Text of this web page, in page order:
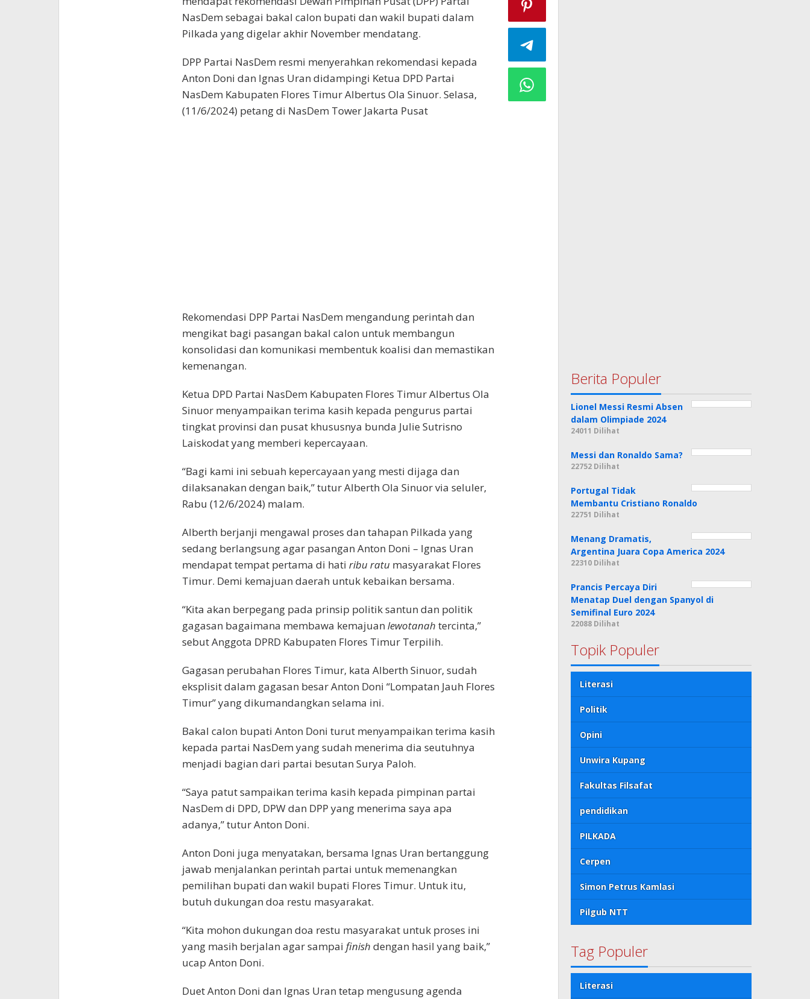
NasDem sebagai bakal calon bupati dan wakil bupati dalam
Pilkada yang digelar akhir November mendatang.
DPP Partai NasDem resmi menyerahkan rekomendasi kepada
Anton Doni dan Ignas Uran didampingi Ketua DPD Partai
NasDem Kabupaten Flores Timur Albertus Ola Sinuor. Selasa,
(11/6/2024) petang di NasDem Tower Jakarta Pusat
Rekomendasi DPP Partai NasDem mengandung perintah dan
mengikat bagi pasangan bakal calon untuk membangun
konsolidasi dan komunikasi membentuk koalisi dan memastikan
kemenangan.
Ketua DPD Partai NasDem Kabupaten Flores Timur Albertus Ola
Sinuor menyampaikan terima kasih kepada pengurus partai
tingkat provinsi dan pusat khususnya bunda Julie Sutrisno
Laiskodat yang memberi kepercayaan.
“Bagi kami ini sebuah kepercayaan yang mesti dijaga dan
dilaksanakan dengan baik,” tutur Alberth Ola Sinuor via seluler,
Rabu (12/6/2024) malam.
Alberth berjanji mengawal proses dan tahapan Pilkada yang
sedang berlangsung agar pasangan Anton Doni – Ignas Uran
mendapat tempat pertama di hati ribu ratumasyarakat Flores
Timur. Demi kemajuan daerah untuk kebaikan bersama.
“Kita akan berpegang pada prinsip politik santun dan politik
gagasan bagaimana membawa kemajuan lewotanah tercinta,”
sebut Anggota DPRD Kabupaten Flores Timur Terpilih.
Gagasan perubahan Flores Timur, kata Alberth Sinuor, sudah
eksplisit dalam gagasan besar Anton Doni “Lompatan Jauh Flores
Timur” yang dikumandangkan selama ini.
Bakal calon bupati Anton Doni turut menyampaikan terima kasih
kepada partai NasDem yang sudah menerima dia seutuhnya
menjadi bagian dari partai besutan Surya Paloh.
“Saya patut sampaikan terima kasih kepada pimpinan partai
NasDem di DPD, DPW dan DPP yang menerima saya apa
adanya,” tutur Anton Doni.
Anton Doni juga menyatakan, bersama Ignas Uran bertanggung
jawab menjalankan perintah partai untuk memenangkan
pemilihan bupati dan wakil bupati Flores Timur. Untuk itu,
butuh dukungan doa restu masyarakat.
“Kita mohon dukungan doa restu masyarakat untuk proses ini
yang masih berjalan agar sampai finish dengan hasil yang baik,”
ucap Anton Doni.
Duet Anton Doni dan Ignas Uran tetap mengusung agenda
Berita Populer
Lionel Messi Resmi Absen
dalam Olimpiade 2024
24011 Dilihat
Messi dan Ronaldo Sama?
22752 Dilihat
Portugal Tidak
Membantu Cristiano Ronaldo
22751 Dilihat
Menang Dramatis,
Argentina Juara Copa America 2024
22310 Dilihat
Prancis Percaya Diri
Menatap Duel dengan Spanyol di
Semifinal Euro 2024
22088 Dilihat
Topik Populer
Literasi
Politik
Opini
Unwira Kupang
Fakultas Filsafat
pendidikan
PILKADA
Cerpen
Simon Petrus Kamlasi
Pilgub NTT
Tag Populer
Literasi